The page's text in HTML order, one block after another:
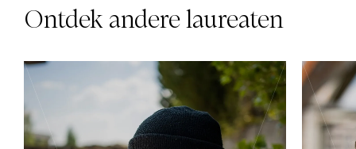
Ontdek andere laureaten